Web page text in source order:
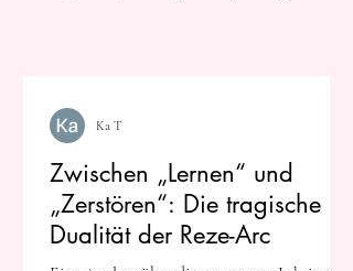
Zwischen „Lernen“ und
„Zerstören“: Die tragische
Dualität der Reze-Arc
Ka T